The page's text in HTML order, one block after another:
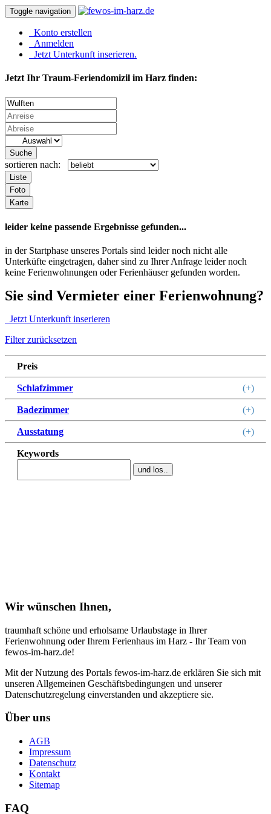
Toggle navigation
Konto erstellen
Anmelden
Jetzt Unterkunft inserieren.
Jetzt Ihr Traum-Feriendomizil im Harz finden:
Suche
sortieren nach:
Liste
Foto
Karte
leider keine passende Ergebnisse gefunden...
in der Startphase unseres Portals sind leider noch nicht alle
Unterküfte eingetragen, daher sind zu Ihrer Anfrage leider noch
keine Ferienwohnungen oder Ferienhäuser gefunden worden.
Sie sind Vermieter einer Ferienwohnung?
Jetzt Unterkunft inserieren
Filter zurücksetzen
Preis
Schlafzimmer (+)
Badezimmer (+)
Ausstatung (+)
Keywords
und los..
Wir wünschen Ihnen,
traumhaft schöne und erholsame Urlaubstage in Ihrer
Ferienwohnung oder Ihrem Ferienhaus im Harz - Ihr Team von
fewos-im-harz.de!
Mit der Nutzung des Portals fewos-im-harz.de erklären Sie sich mit
unseren Allgemeinen Geschäftsbedingungen und unserer
Datenschutzregelung einverstanden und akzeptiere sie.
Über uns
AGB
Impressum
Datenschutz
Kontakt
Sitemap
FAQ